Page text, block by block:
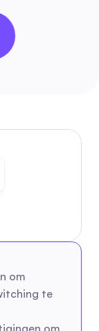
om
te
om